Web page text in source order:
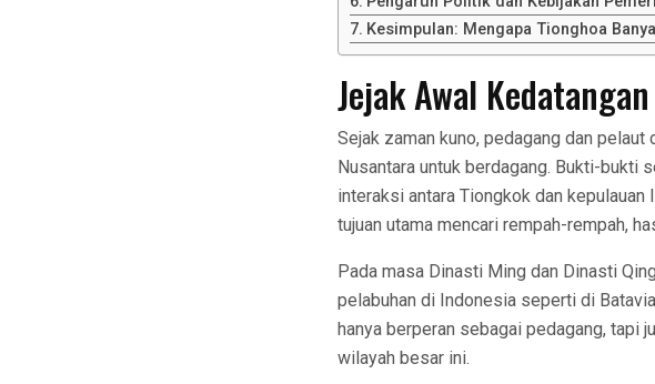
Kesimpulan: Mengapa Tionghoa
Jejak Awal
Sejak zaman kuno, pedagang dan
Nusantara untuk berdagang. Bukti-bukti
interaksi antara Tiongkok dan
tujuan utama mencari rempah-rempah,
Pada masa Dinasti Ming dan Dinasti
pelabuhan di Indonesia seperti di
hanya berperan sebagai pedagang, tapi
wilayah besar ini.